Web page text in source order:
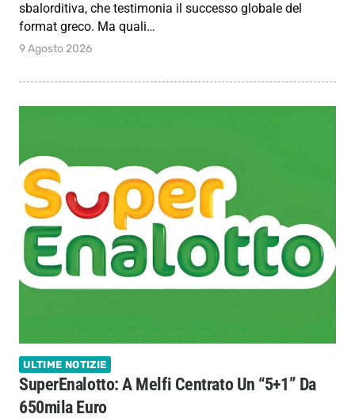
sbalorditiva, che testimonia il successo globale del
format greco. Ma quali…
9 Agosto 2026
ULTIME NOTIZIE
SuperEnalotto: A Melfi Centrato Un “5+1” Da
650mila Euro